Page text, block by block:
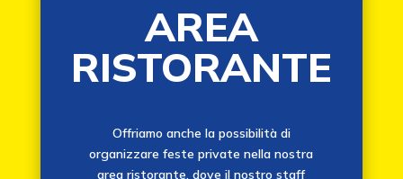
AREA
RISTORANTE
Offriamo anche la possibilità di
organizzare feste private nella nostra
area ristorante, dove il nostro staff